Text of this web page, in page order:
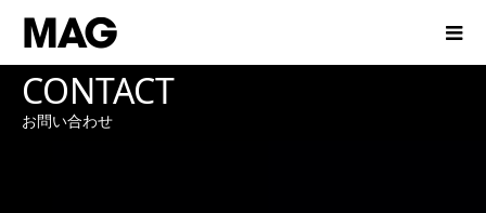
CONTACT
お問い合わせ